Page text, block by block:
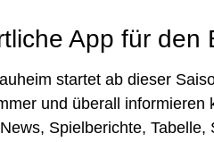
App für
startet ab dieser
und überall informieren
Spielberichte,